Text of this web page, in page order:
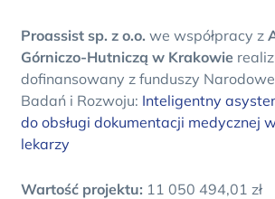
Proassist sp. z o.o. we współpracy z
Górniczo-Hutniczą w Krakowie
dofinansowany z funduszy
Badań i Rozwoju: Inteligentny
do obsługi dokumentacji medycznej
lekarzy
Wartość projektu: 11 050 494,01 zł